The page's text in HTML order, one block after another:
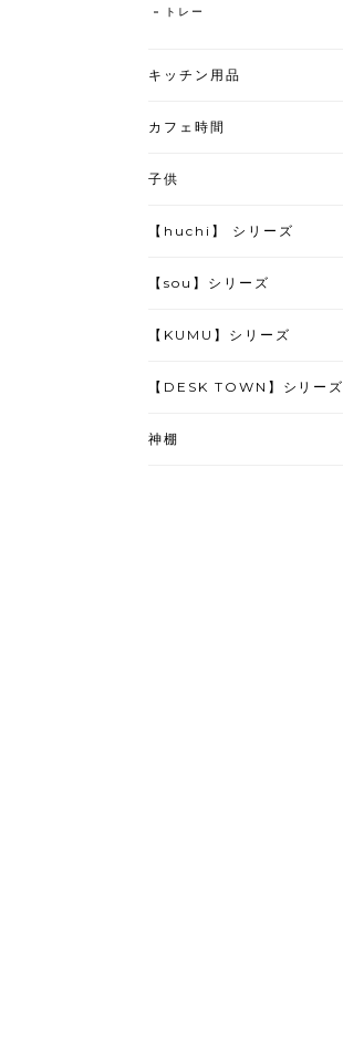
トレー
キッチン用品
カフェ時間
子供
【huchi】 シリーズ
【sou】シリーズ
【KUMU】シリーズ
【DESK TOWN】シリーズ
神棚